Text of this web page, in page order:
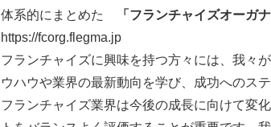
体系的にまとめた
「フランチャイズオーガナ
https://fcorg.flegma.jp
フランチャイズに興味を持つ方々には、我々
ウハウや業界の最新動向を学び、成功へのス
フランチャイズ業界は今後の成長に向けて変